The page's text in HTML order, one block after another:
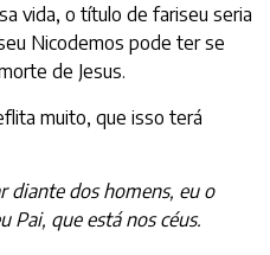
vida, o título de fariseu seria
Nicodemos pode ter se
de Jesus.
muito, que isso terá
diante dos homens, eu o
Pai, que está nos céus.